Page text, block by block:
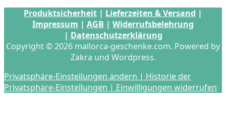
Produktsicherheit | Lieferzeiten & Versand |
Impressum | AGB | Widerrufsbelehrung
| Datenschutzerklärung
Copyright © 2026 mallorca-geschenke.com. Powered by
Zakra und Wordpress.
Privatsphäre-Einstellungen ändern | Historie der
Privatsphäre-Einstellungen | Einwilligungen widerrufen